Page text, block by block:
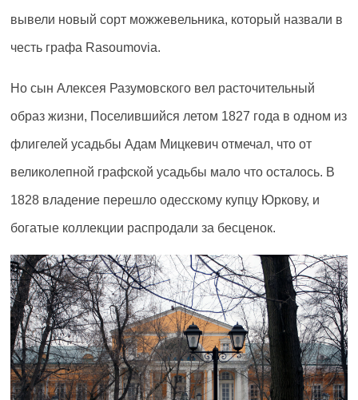
вывели новый сорт можжевельника, который назвали в
честь графа Rasoumovia.
Но сын Алексея Разумовского вел расточительный
образ жизни, Поселившийся летом 1827 года в одном из
флигелей усадьбы Адам Мицкевич отмечал, что от
великолепной графской усадьбы мало что осталось. В
1828 владение перешло одесскому купцу Юркову, и
богатые коллекции распродали за бесценок.